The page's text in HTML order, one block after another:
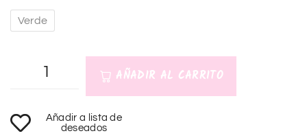
Verde
AÑADIR AL CARRITO
l
Añadir a lista de
deseados